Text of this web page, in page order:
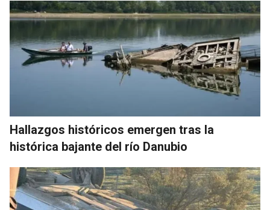
Hallazgos históricos emergen tras la
histórica bajante del río Danubio